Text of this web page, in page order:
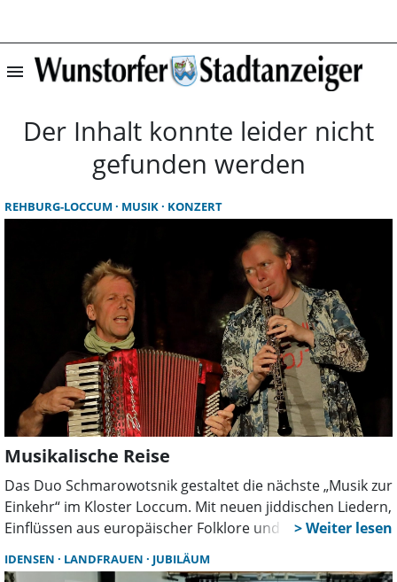
menu
Startseite |
Der Inhalt konnte leider nicht
gefunden werden
REHBURG-LOCCUM MUSIK KONZERT
Musikalische Reise
Das Duo Schmarowotsnik gestaltet die nächste „Musik zur
Einkehr“ im Kloster Loccum. Mit neuen jiddischen Liedern,
Einflüssen aus europäischer Folklore und eigenen
Kompositionen schlagen die Musiker eine Brücke
zwischen Tradition, Gegenwart und Zukunft.
IDENSEN LANDFRAUEN JUBILÄUM